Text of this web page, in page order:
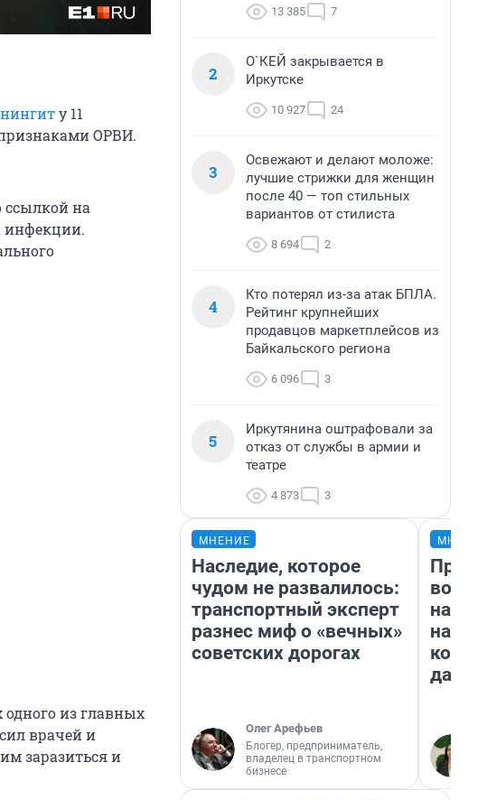
у 11
ОРВИ.
ссылкой на
инфекции.
из главных
врачей и
заразиться и
13 385 7
2
О`КЕЙ закрывается в
Иркутске
10 927 24
3
Освежают и делают моложе:
лучшие стрижки для женщин
после 40 — топ стильных
вариантов от стилиста
8 694 2
4
Кто потерял из-за атак БПЛА.
Рейтинг крупнейших
продавцов маркетплейсов из
Байкальского региона
6 096 3
5
Иркутянина оштрафовали за
отказ от службы в армии и
театре
4 873 3
МНЕНИЕ
Наследие, которое
чудом не развалилось:
транспортный эксперт
разнес миф о «вечных»
советских дорогах
Олег Арефьев
Блогер, предприниматель,
владелец в транспортном
бизнесе
нам
даже